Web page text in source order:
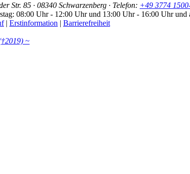
Str. 85 · 08340 Schwarzenberg · Telefon: +49 3774
08:00 Uhr - 12:00 Uhr und 13:00 Uhr - 16:00 Uhr
| Erstinformation | Barrierefreiheit
~